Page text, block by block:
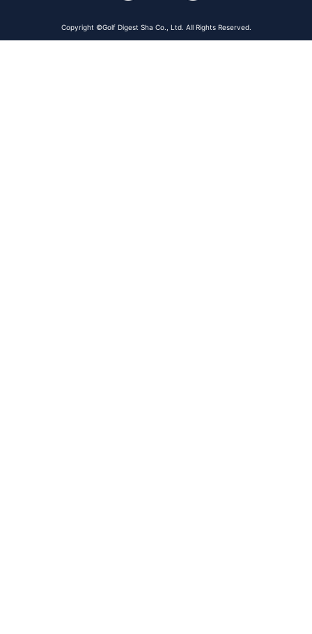
Copyright ©Golf Digest Sha Co., Ltd. All Rights Reserved.